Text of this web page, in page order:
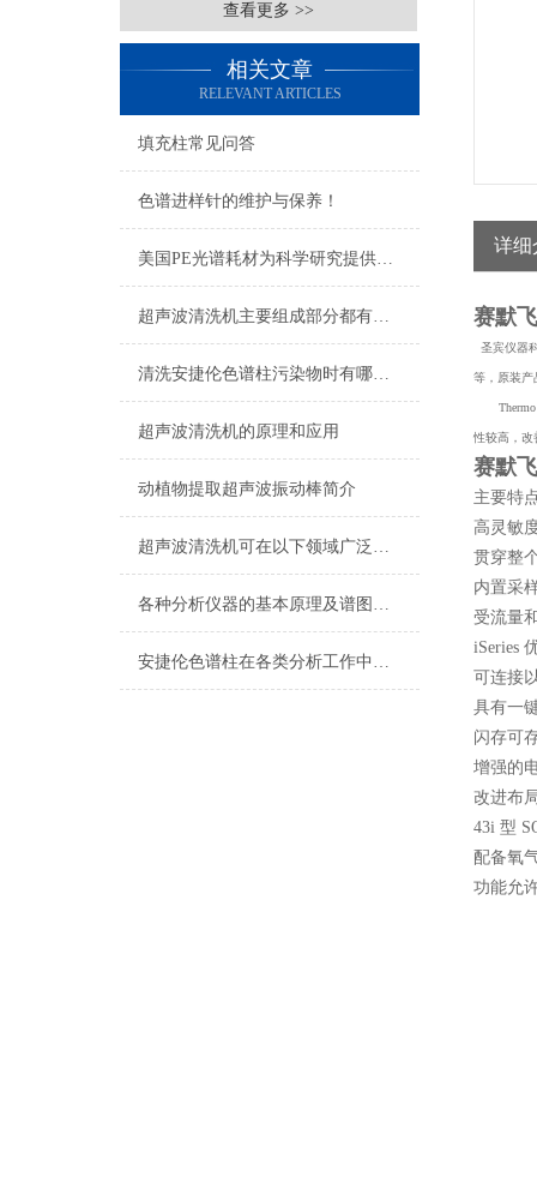
查看更多 >>
相关文章
RELEVANT ARTICLES
填充柱常见问答
色谱进样针的维护与保养！
美国PE光谱耗材为科学研究提供有效的支持
超声波清洗机主要组成部分都有哪些？
清洗安捷伦色谱柱污染物时有哪几种方法？
超声波清洗机的原理和应用
动植物提取超声波振动棒简介
超声波清洗机可在以下领域广泛应用
各种分析仪器的基本原理及谱图表示方法
安捷伦色谱柱在各类分析工作中的应用价值
详细
赛默
圣宾仪器
等，原装产
Thermo
性较高，改
赛默
主要特
高灵敏
贯穿整
内置采
受流量
iSeries
可连接
具有一
闪存可
增强的
改进布
43i 型
配备氧
功能允